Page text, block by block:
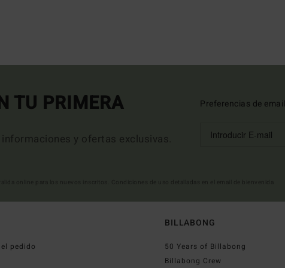
TU PRIMERA
y ofertas exclusivas.
Preferencias de email
pedido
BILLABONG
50 Years of Billabong
Billabong Crew